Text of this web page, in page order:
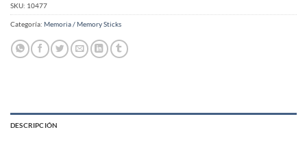
SKU: 10477
Categoría: Memoria / Memory Sticks
DESCRIPCIÓN